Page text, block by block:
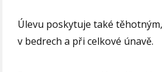
Úlevu poskytuje také
v bedrech a při celkové únavě.